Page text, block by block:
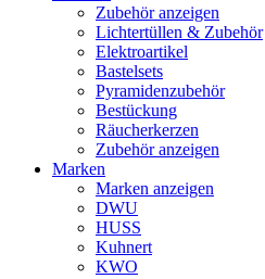
Zubehör anzeigen
Lichtertüllen & Zubehör
Elektroartikel
Bastelsets
Pyramidenzubehör
Bestückung
Räucherkerzen
Zubehör anzeigen
Marken
Marken anzeigen
DWU
HUSS
Kuhnert
KWO